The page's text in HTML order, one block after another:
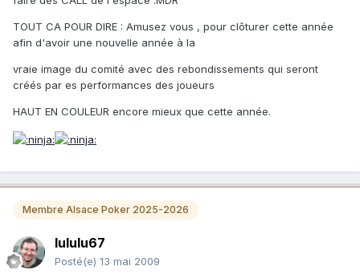
TOUT CA POUR DIRE : Amusez vous , pour clôturer cette année
afin d'avoir une nouvelle année à la
vraie image du comité avec des rebondissements qui seront
créés par es performances des joueurs
HAUT EN COULEUR encore mieux que cette année.
Membre Alsace Poker 2025-2026
lululu67
Posté(e) 13 mai 2009